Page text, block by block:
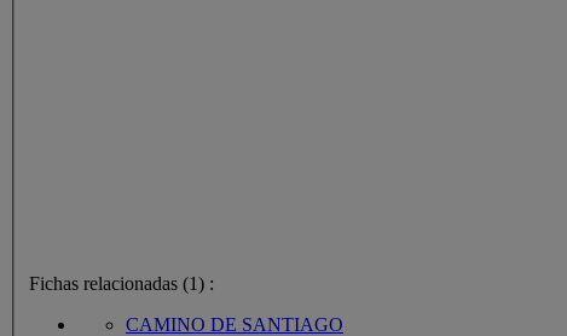
Fichas relacionadas (1) :
CAMINO DE SANTIAGO